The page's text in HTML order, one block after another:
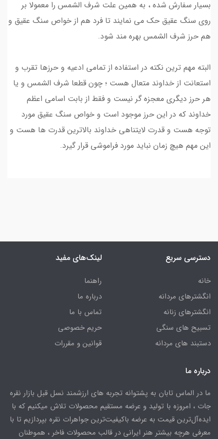
بسیار سفارش شده ، به همین علت شرف الشمس را معمولا بر
روی سنگ عقیق حک می نمایند تا فرد هم از خواص سنگ عقیق و
هم حرز شرف الشمس بهره مند شود.
البته مهم ترین نکته در استفاده از تمامی ادعیه و حرزها تقرب و
استعانت از خداوند متعال هست ؛ چون قطعا شرف الشمس و یا
هر حرز دیگری معجزه گر نیست و فقط از بابت اسامی اعظم
خداوند که در این حرز موجود است و خواص سنگ عقیق مورد
توجه هست و قدرت لایتناهی خداوند بالاترین قدرت ها هست و
این مهم هیچ زمان نباید مورد فراموشی قرار گیرد.
دسترسی سریع
خانه
انگشترهای مردانه
انگشترهای زنانه
تسبیح های سنگی
دستبند های مردانه
لینک‌های مفید
راهنما
درباره ما
تماس با ما
حریم خصوصی
قوانین و مقررات
درباره ما
ما در الماس تابان به پشتوانه تجربه های ارزشمند نسل قبل بازار نقره
جات ، امروزه با تولید و عرضه مستقیم محصولات تلاش میکنیم که با
ایده‌آل‌ترین قیمت به عرضه باکیفیت‌ترین جواهرات نقره بپردازیم تا با
معرفی هرچه بیشتر هنر ایرانی در قالب محصولات فاخر ، هموطنان